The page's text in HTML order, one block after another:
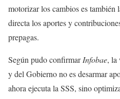
motorizar los cambios es también
directa los aportes y
prepagas.
Según pudo confirmarInfobae, la
y del Gobierno no es desarmar
ahora ejecuta la SSS, sino